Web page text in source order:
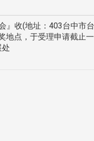
』收(地址：403台中市台
地点，于受理申请截止一